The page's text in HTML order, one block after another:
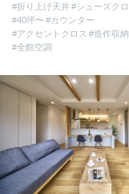
#折り上げ天井 #シューズク
#40坪〜 #カウンター
#アクセントクロス #造作収納
#全館空調